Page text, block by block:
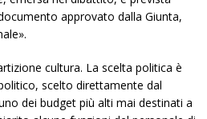
approvato dalla Giunta,
cultura. La scelta politica è
scelto direttamente dal
dei budget più alti mai destinati a